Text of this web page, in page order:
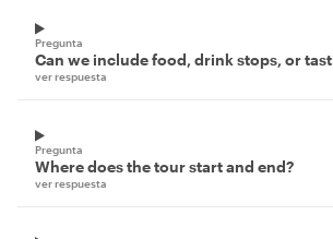
Pregunta
Can we include food, drink stops, or
ver respuesta
Pregunta
Where does the tour start and end?
ver respuesta